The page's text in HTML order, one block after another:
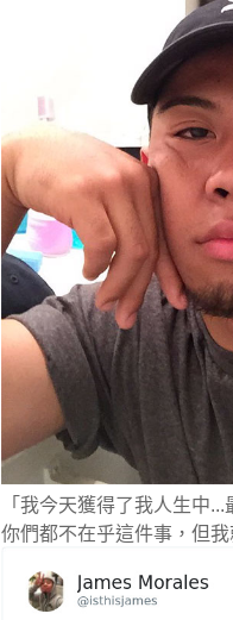
「我今天獲得了我人生中
你們都不在乎這件事，但